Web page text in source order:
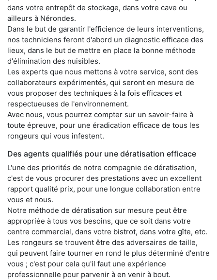
dans votre entrepôt de stockage, dans votre cave ou
ailleurs à Nérondes.
Dans le but de garantir l'efficience de leurs interventions,
nos techniciens feront d'abord un diagnostic efficace des
lieux, dans le but de mettre en place la bonne méthode
d'élimination des nuisibles.
Les experts que nous mettons à votre service, sont des
collaborateurs expérimentés, qui seront en mesure de
vous proposer des techniques à la fois efficaces et
respectueuses de l'environnement.
Avec nous, vous pourrez compter sur un savoir-faire à
toute épreuve, pour une éradication efficace de tous les
rongeurs qui vous infestent.
Des agents qualifiés pour une dératisation efficace
L'une des priorités de notre compagnie de dératisation,
c'est de vous procurer des prestations avec un excellent
rapport qualité prix, pour une longue collaboration entre
vous et nous.
Notre méthode de dératisation sur mesure peut être
appropriée à tous vos besoins, que ce soit dans votre
centre commercial, dans votre bistrot, dans votre gîte, etc.
Les rongeurs se trouvent être des adversaires de taille,
qui peuvent faire tourner en rond le plus déterminé d'entre
vous ; c'est pour cela qu'il faut une expérience
professionnelle pour parvenir à en venir à bout.